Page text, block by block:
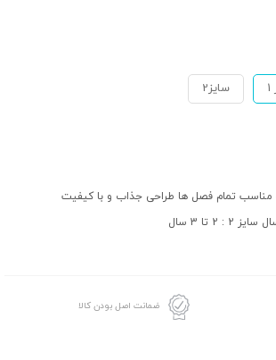
سایز2
مناسب تمام فصل ها طراحی جذاب و با کیفیت
ضمانت اصل بودن کالا